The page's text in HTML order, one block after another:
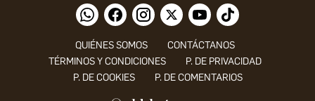
QUIÉNES SOMOS
CONTÁCTANOS
TÉRMINOS Y CONDICIONES
P. DE PRIVACIDAD
P. DE COOKIES
P. DE COMENTARIOS